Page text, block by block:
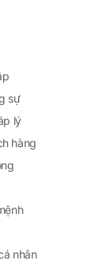
sự
lý
hàng
nhân